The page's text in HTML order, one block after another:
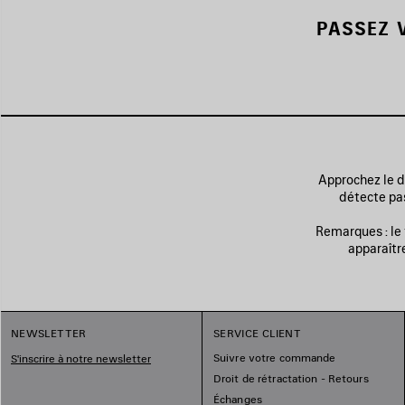
PASSEZ
Approchez le
détecte
Remarques :
NEWSLETTER
S'inscrire à notre newsletter
SERVICE CLIENT
Suivre votre commande
Droit de rétractation - Retours
Échanges